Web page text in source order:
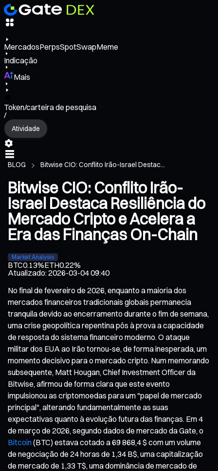
MercadosPerpsSpotSwapMeme
Indicação
Mais
Token/carteira de pesquisa
/
Atividade
BLOG Bitwise CIO: Conflito Irão-Israel Destac...
Bitwise CIO: Conflito Irão-
Israel Destaca Resiliência do
Mercado Cripto e Acelera a
Era das Finanças On-Chain
Market Analysis
BTC0.13%ETH0.22%
Atualizado:2026-03-04 09:40
No final de fevereiro de 2026, enquanto a maioria dos
mercados financeiros tradicionais globais permanecia
tranquila devido ao encerramento durante o fim de semana,
uma crise geopolítica repentina pôs à prova a capacidade
de resposta do sistema financeiro moderno. O ataque
militar dos EUA ao Irão tornou-se, de forma inesperada, um
momento decisivo para o mercado cripto. Num memorando
subsequente, Matt Hougan, Chief Investment Officer da
Bitwise, afirmou de forma clara que este evento
impulsionou as criptomoedas para um "papel de mercado
principal", alterando fundamentalmente as suas
expectativas quanto à evolução futura das finanças. Em 4
de março de 2026, segundo dados de mercado da Gate, o
Bitcoin(BTC) estava cotado a 69 868,4 $ com um volume
de negociação de 24 horas de 1,34 B$, uma capitalização
de mercado de 1,33 T$, uma dominância de mercado de